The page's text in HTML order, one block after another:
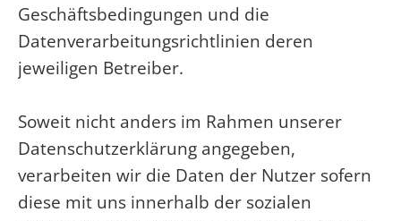
Geschäftsbedingungen und die
Datenverarbeitungsrichtlinien deren
jeweiligen Betreiber.
Soweit nicht anders im Rahmen unserer
Datenschutzerklärung angegeben,
verarbeiten wir die Daten der Nutzer sofern
diese mit uns innerhalb der sozialen